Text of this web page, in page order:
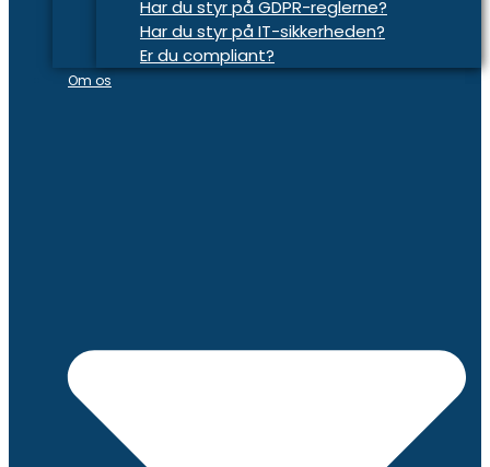
Har du styr på GDPR-reglerne?
Har du styr på IT-sikkerheden?
Er du compliant?
Om os